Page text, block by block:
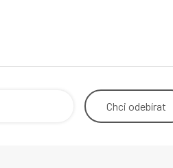
Chci odebírat